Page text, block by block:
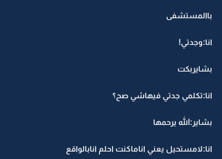
باالمستشفى
انا:وجدتي!
بشايربكت
انا:تكلمي جدتي فيهاشي صح؟
بشاير:الله يرحمها
انا:لامستحيل يعني اناماكنت احلم انابالواقع